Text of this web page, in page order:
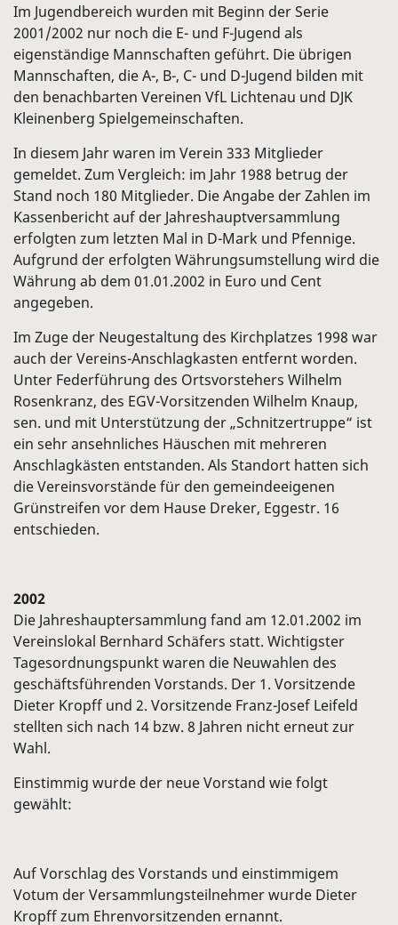
Im Jugendbereich wurden mit Beginn der Serie
2001/2002 nur noch die E- und F-Jugend als
eigenständige Mannschaften geführt. Die übrigen
Mannschaften, die A-, B-, C- und D-Jugend bilden mit
den benachbarten Vereinen VfL Lichtenau und DJK
Kleinenberg Spielgemeinschaften.
In diesem Jahr waren im Verein 333 Mitglieder
gemeldet. Zum Vergleich: im Jahr 1988 betrug der
Stand noch 180 Mitglieder. Die Angabe der Zahlen im
Kassenbericht auf der Jahreshauptversammlung
erfolgten zum letzten Mal in D-Mark und Pfennige.
Aufgrund der erfolgten Währungsumstellung wird die
Währung ab dem 01.01.2002 in Euro und Cent
angegeben.
Im Zuge der Neugestaltung des Kirchplatzes 1998 war
auch der Vereins-Anschlagkasten entfernt worden.
Unter Federführung des Ortsvorstehers Wilhelm
Rosenkranz, des EGV-Vorsitzenden Wilhelm Knaup,
sen. und mit Unterstützung der „Schnitzertruppe“ ist
ein sehr ansehnliches Häuschen mit mehreren
Anschlagkästen entstanden. Als Standort hatten sich
die Vereinsvorstände für den gemeindeeigenen
Grünstreifen vor dem Hause Dreker, Eggestr. 16
entschieden.
2002
Die Jahreshauptersammlung fand am 12.01.2002 im
Vereinslokal Bernhard Schäfers statt. Wichtigster
Tagesordnungspunkt waren die Neuwahlen des
geschäftsführenden Vorstands. Der 1. Vorsitzende
Dieter Kropff und 2. Vorsitzende Franz-Josef Leifeld
stellten sich nach 14 bzw. 8 Jahren nicht erneut zur
Wahl.
Einstimmig wurde der neue Vorstand wie folgt
gewählt:
Auf Vorschlag des Vorstands und einstimmigem
Votum der Versammlungsteilnehmer wurde Dieter
Kropff zum Ehrenvorsitzenden ernannt.